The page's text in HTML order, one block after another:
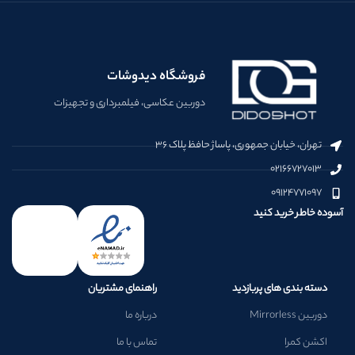
فروشگاه دیدوشات
دوربین عکاسی، فیلمبرداری و تجهیزات
تهران، خیابان جمهوری، پاساژ حافظ پلاک ۳۶
۰۲۱۶۶۷۲۷۰۱۳
۰۹۱۲۴۷۷۱۰۹۷
دسته بندی های پربازدید
دوربین Mirrorless
اکشن کمرا
راهنمای مشتریان
درباره ما
تماس با ما
آسوده خاطر خرید کنید